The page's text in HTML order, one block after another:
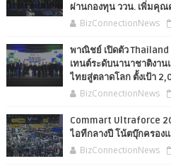
ผ่านกองทุน ววน. เพิ่มคุณ
BizConnectionNews
พาณิชย์ เปิดตัว
เทนต์ระดับนานาชาติงาน
ไทยสู่ตลาดโลก ตั้งเป้า
BizConnectionNews
Commart Ultraforce
ไอทีกลางปี โน้ตบุ๊กครอง
BizConnectionNews